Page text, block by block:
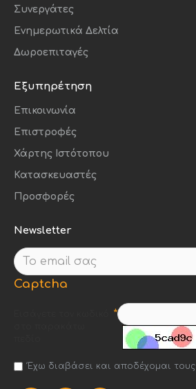
Συνεργάτες
Ενημερωτικά Δελτία
Δωροεπιταγές
Εξυπηρέτηση
Επικοινωνία
Επιστροφές
Χάρτης Ιστότοπου
Κατασκευαστές
Προσφορές
Newsletter
Captcha
Έχω διαβάσει και αποδέχομαι τους